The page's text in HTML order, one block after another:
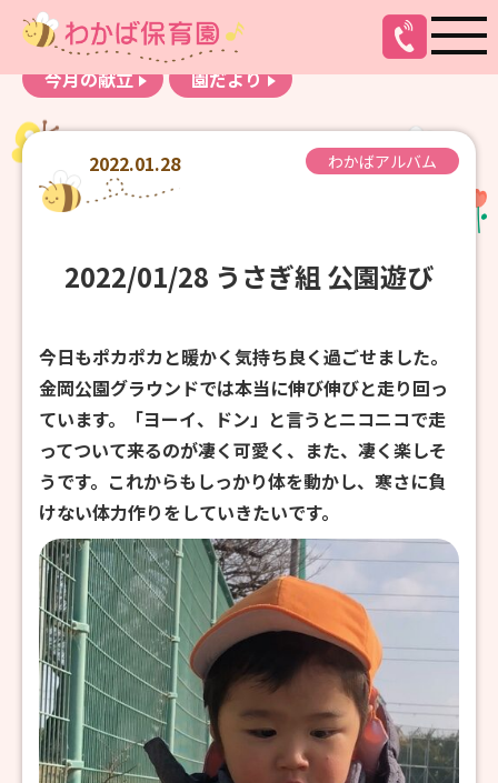
お知らせ
わかばアルバム
今月の献立
園だより
2022.01.28 わかばアルバム
2022/01/28 うさぎ組 公園遊び
今日もポカポカと暖かく気持ち良く過ごせました。
金岡公園グラウンドでは本当に伸び伸びと走り回っ
ています。「ヨーイ、ドン」と言うとニコニコで走
ってついて来るのが凄く可愛く、また、凄く楽しそ
うです。これからもしっかり体を動かし、寒さに負
けない体力作りをしていきたいです。